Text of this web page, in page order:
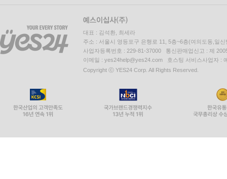
대표 : 김석환, 최세라
주소 : 서울시 영등포구 은행로 11, 5층~6층(여의도동,일신
사업자등록번호 : 229-81-37000 통신판매업신고 : 제
이메일 : yes24help@yes24.com 호스팅 서비스사업자 :
Copyright ⓒ YES24 Corp. All Rights Reserved.